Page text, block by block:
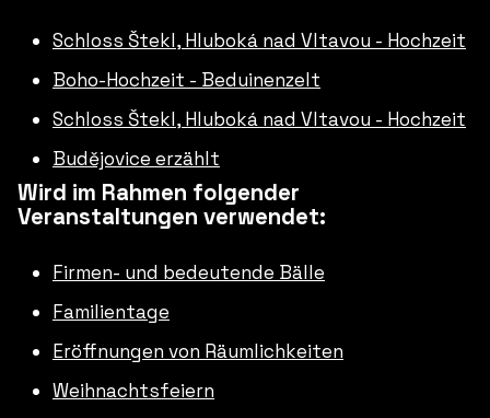
Schloss Štekl, Hluboká nad Vltavou - Hochzeit
Boho-Hochzeit - Beduinenzelt
Schloss Štekl, Hluboká nad Vltavou - Hochzeit
Budějovice erzählt
Wird im Rahmen folgender
Veranstaltungen verwendet:
Firmen- und bedeutende Bälle
Familientage
Eröffnungen von Räumlichkeiten
Weihnachtsfeiern